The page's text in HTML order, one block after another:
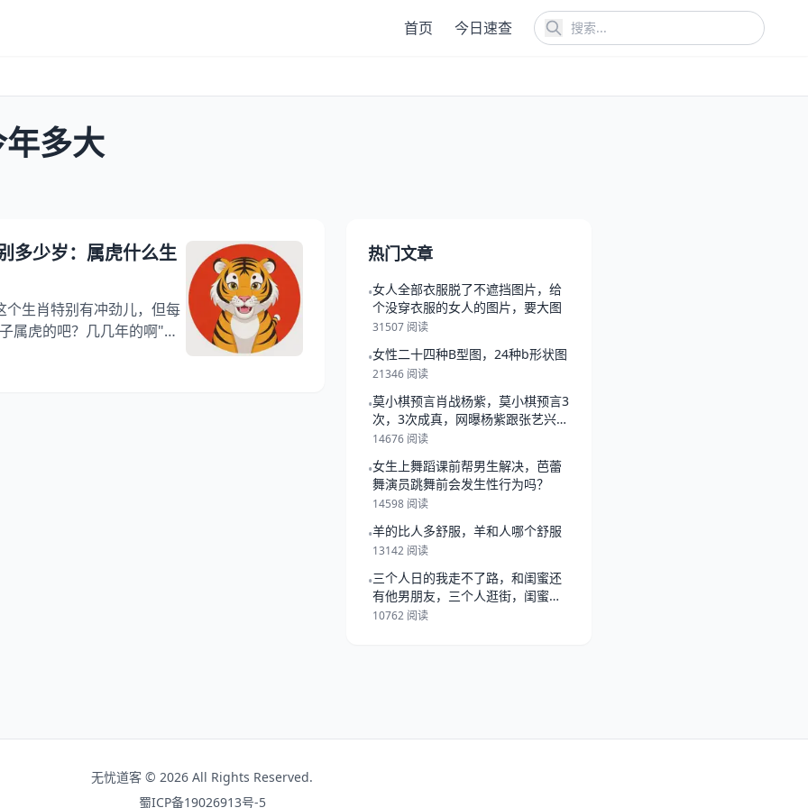
首页 今日速查
多大
多少岁：属虎什么生
生肖特别有冲劲儿，但每
属虎的吧？几几年的啊"，
和年龄对应关系挺迷糊
小虎崽的本命年，干脆把这
热门文章
•女人全部衣服脱了不遮挡图片，给
个没穿衣服的女人的图片，要大图
31507 阅读
•女性二十四种B型图，24种b形状图
21346 阅读
•莫小棋预言肖战杨紫，莫小棋预言3
次，3次成真，网曝杨紫跟张艺兴在
一起，
14676 阅读
•女生上舞蹈课前帮男生解决，芭蕾
舞演员跳舞前会发生性行为吗？
14598 阅读
•羊的比人多舒服，羊和人哪个舒服
13142 阅读
•三个人日的我走不了路，和闺蜜还
有他男朋友，三个人逛街，闺蜜总
是跟她男朋
10762 阅读
无忧道客 © 2026 All Rights Reserved.
蜀ICP备19026913号-5